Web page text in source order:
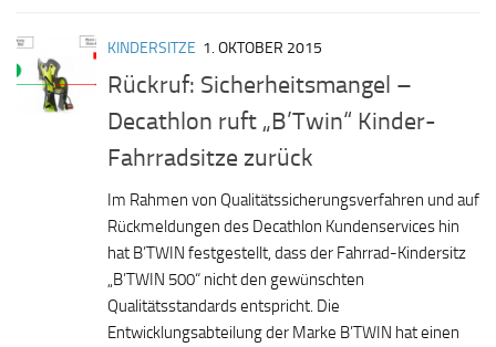
KINDERSITZE 1. OKTOBER 2015
Rückruf: Sicherheitsmangel –
Decathlon ruft „B’Twin“ Kinder-
Fahrradsitze zurück
Im Rahmen von Qualitätssicherungsverfahren und auf
Rückmeldungen des Decathlon Kundenservices hin
hat B’TWIN festgestellt, dass der Fahrrad-Kindersitz
„B’TWIN 500“ nicht den gewünschten
Qualitätsstandards entspricht. Die
Entwicklungsabteilung der Marke B’TWIN hat einen